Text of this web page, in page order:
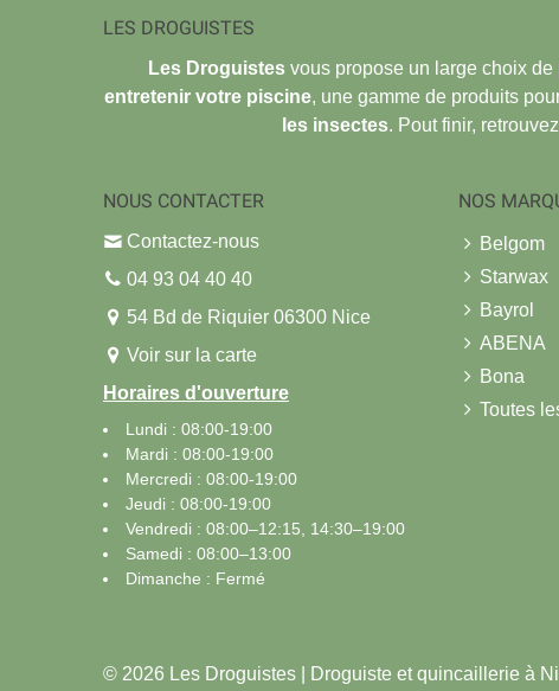
LES DROGUISTES
Les Droguistesvous propose un large choix de
entretenir votre piscine, une gamme de produits
les insectes. Pout finir,
NOUS CONTACTER
Contactez-nous
04 93 04 40 40
54 Bd de Riquier 06300 Nice
Voir sur la carte
Horaires d'ouverture
Lundi : 08:00-19:00
Mardi : 08:00-19:00
Mercredi : 08:00-19:00
Jeudi : 08:00-19:00
Vendredi : 08:00–12:15, 14:30–19:00
Samedi : 08:00–13:00
Dimanche : Fermé
NOS
Belgom
Starwax
Bayrol
ABENA
Bona
Toutes
© 2026 Les Droguistes | Droguiste et quincaillerie à